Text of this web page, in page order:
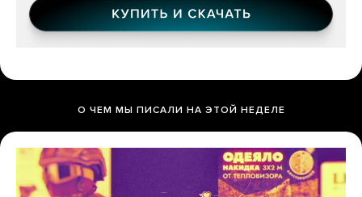
О ЧЕМ МЫ ПИСАЛИ НА ЭТОЙ НЕДЕЛЕ